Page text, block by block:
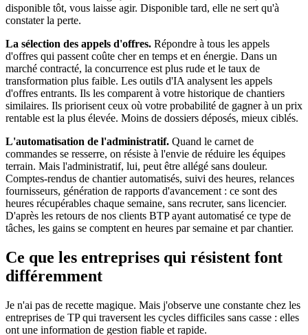
disponible tôt, vous laisse agir. Disponible tard, elle ne sert qu'à
constater la perte.
La sélection des appels d'offres. Répondre à tous les appels
d'offres qui passent coûte cher en temps et en énergie. Dans un
marché contracté, la concurrence est plus rude et le taux de
transformation plus faible. Les outils d'IA analysent les appels
d'offres entrants. Ils les comparent à votre historique de chantiers
similaires. Ils priorisent ceux où votre probabilité de gagner à un prix
rentable est la plus élevée. Moins de dossiers déposés, mieux ciblés.
L'automatisation de l'administratif. Quand le carnet de
commandes se resserre, on résiste à l'envie de réduire les équipes
terrain. Mais l'administratif, lui, peut être allégé sans douleur.
Comptes-rendus de chantier automatisés, suivi des heures, relances
fournisseurs, génération de rapports d'avancement : ce sont des
heures récupérables chaque semaine, sans recruter, sans licencier.
D'après les retours de nos clients BTP ayant automatisé ce type de
tâches, les gains se comptent en heures par semaine et par chantier.
Ce que les entreprises qui résistent font
différemment
Je n'ai pas de recette magique. Mais j'observe une constante chez les
entreprises de TP qui traversent les cycles difficiles sans casse : elles
ont une information de gestion fiable et rapide.